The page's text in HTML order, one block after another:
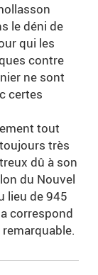
le déni de
qui les
contre
ne sont
certes
tout
très
dû à son
du Nouvel
lieu de 945
correspond